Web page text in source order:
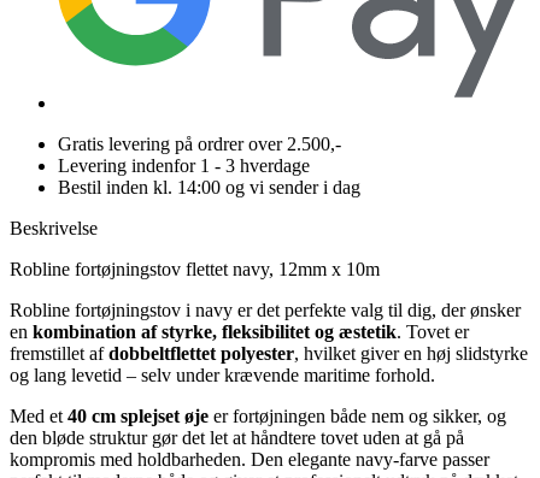
Gratis levering på ordrer over 2.500,-
Levering indenfor 1 - 3 hverdage
Bestil inden kl. 14:00 og vi sender i dag
Beskrivelse
Robline fortøjningstov flettet navy, 12mm x 10m
Robline fortøjningstov i navy er det perfekte valg til dig, der ønsker
en kombination af styrke, fleksibilitet og æstetik. Tovet er
fremstillet afdobbeltflettet polyester, hvilket giver en høj slidstyrke
og lang levetid – selv under krævende maritime forhold.
Med et40 cm splejset øje er fortøjningen både nem og sikker, og
den bløde struktur gør det let at håndtere tovet uden at gå på
kompromis med holdbarheden. Den elegante navy-farve passer